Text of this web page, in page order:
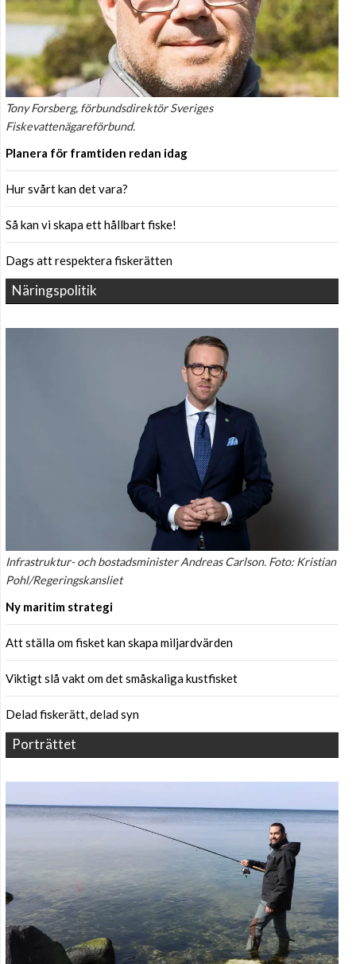
Tony Forsberg, förbundsdirektör Sveriges
Fiskevattenägareförbund.
Planera för framtiden redan idag
Hur svårt kan det vara?
Så kan vi skapa ett hållbart fiske!
Dags att respektera fiskerätten
Näringspolitik
Infrastruktur- och bostadsminister Andreas Carlson. Foto: Kristian
Pohl/Regeringskansliet
Ny maritim strategi
Att ställa om fisket kan skapa miljardvärden
Viktigt slå vakt om det småskaliga kustfisket
Delad fiskerätt, delad syn
Porträttet